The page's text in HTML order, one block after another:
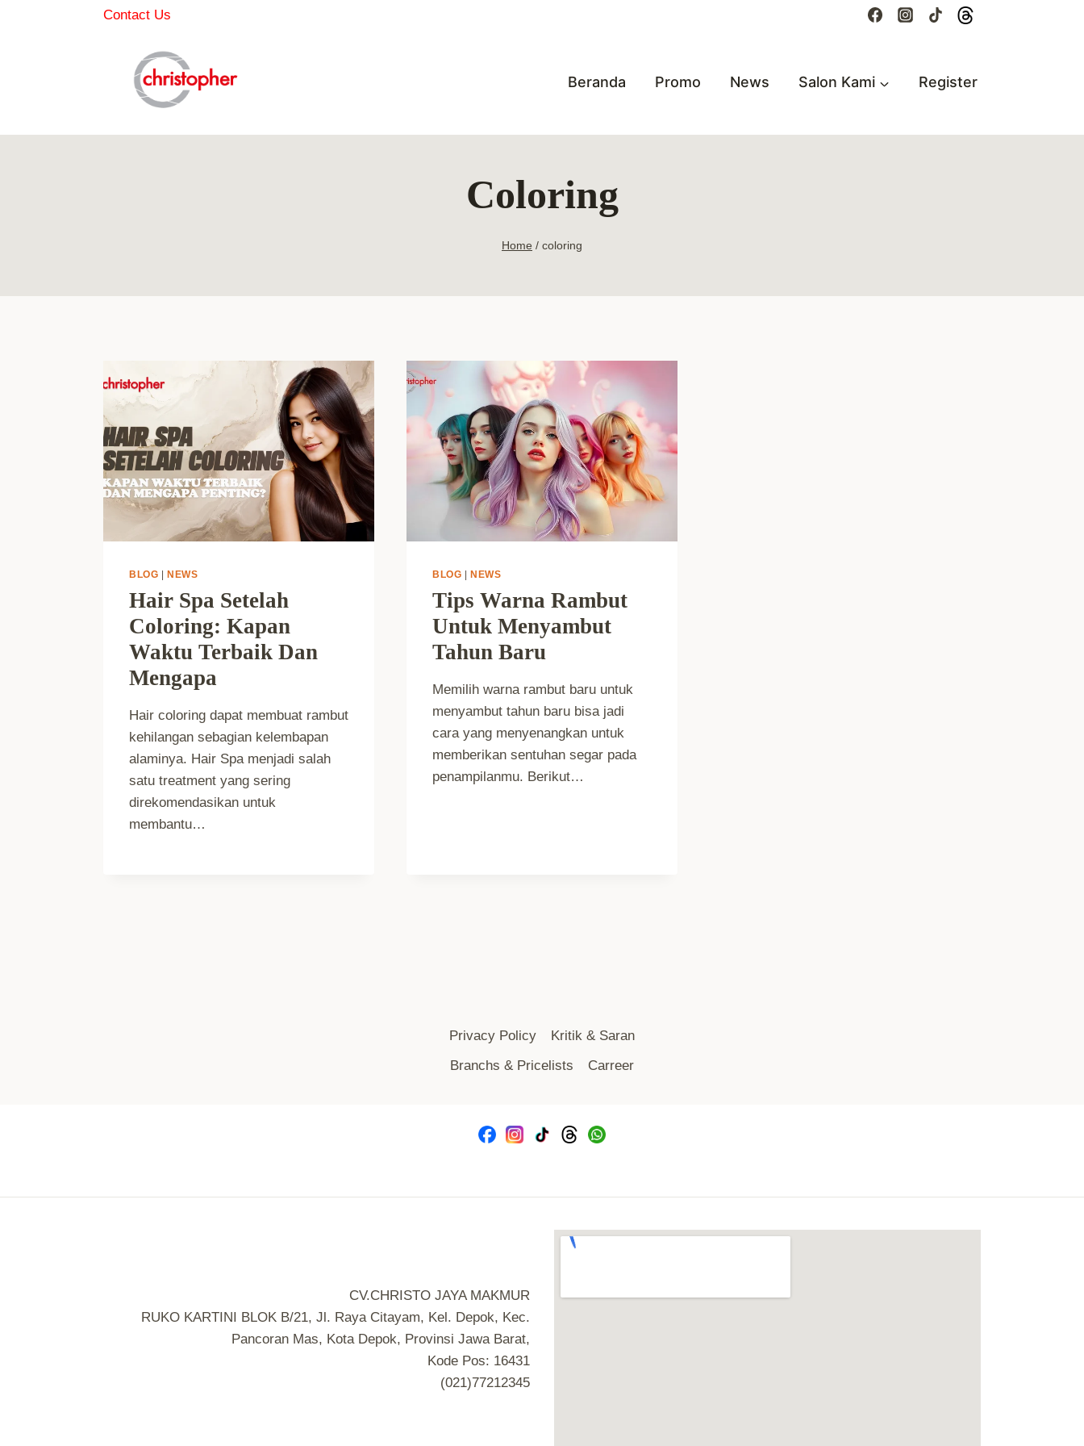
Contact Us
Beranda Promo News Salon Kami Register
Coloring
Home / coloring
BLOG NEWS
Hair Spa Setelah
Coloring: Kapan
Waktu Terbaik Dan
Mengapa
Hair coloring dapat membuat rambut
kehilangan sebagian kelembapan
alaminya. Hair Spa menjadi salah
satu treatment yang sering
direkomendasikan untuk
membantu…
BLOG NEWS
Tips Warna Rambut
Untuk Menyambut
Tahun Baru
Memilih warna rambut baru untuk
menyambut tahun baru bisa jadi
cara yang menyenangkan untuk
memberikan sentuhan segar pada
penampilanmu. Berikut…
Privacy Policy
Kritik & Saran
Branchs & Pricelists
Carreer
CV.CHRISTO JAYA MAKMUR
RUKO KARTINI BLOK B/21, Jl. Raya Citayam, Kel. Depok, Kec.
Pancoran Mas, Kota Depok, Provinsi Jawa Barat,
Kode Pos: 16431
(021)77212345